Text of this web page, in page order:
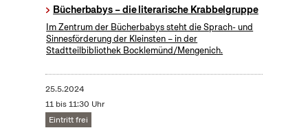
Bücherbabys – die literarische Krabbelgruppe
Im Zentrum der Bücherbabys steht die Sprach- und
Sinnesförderung der Kleinsten – in der
Stadtteilbibliothek Bocklemünd/Mengenich.
25.5.2024
11 bis 11:30 Uhr
Eintritt frei